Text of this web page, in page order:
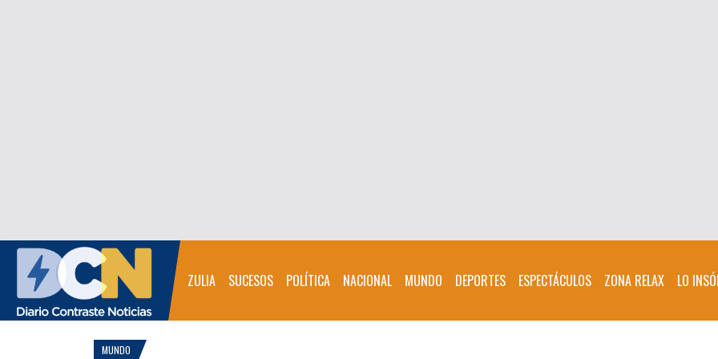
ZULIA SUCESOS POLÍTICA NACIONAL MUNDO DEPORTES ESPECTÁCULOS ZONA RELAX LO
MUNDO